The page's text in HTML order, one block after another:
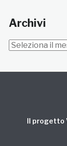
Archivi
Archivi
Il progetto